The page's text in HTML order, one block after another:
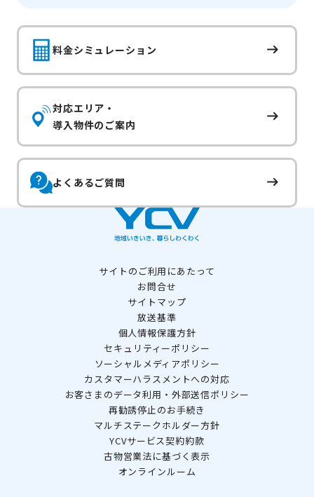
料金シミュレーション
対応エリア・
導入物件のご案内
よくあるご質問
サイトのご利用にあたって
お問合せ
サイトマップ
放送基準
個人情報保護方針
セキュリティーポリシー
ソーシャルメディアポリシー
カスタマーハラスメントへの対応
お客さまのデータ利用・外部送信ポリシー
再勧誘停止のお手続き
マルチステークホルダー方針
YCVサービス契約約款
古物営業法に基づく表示
オンラインルーム